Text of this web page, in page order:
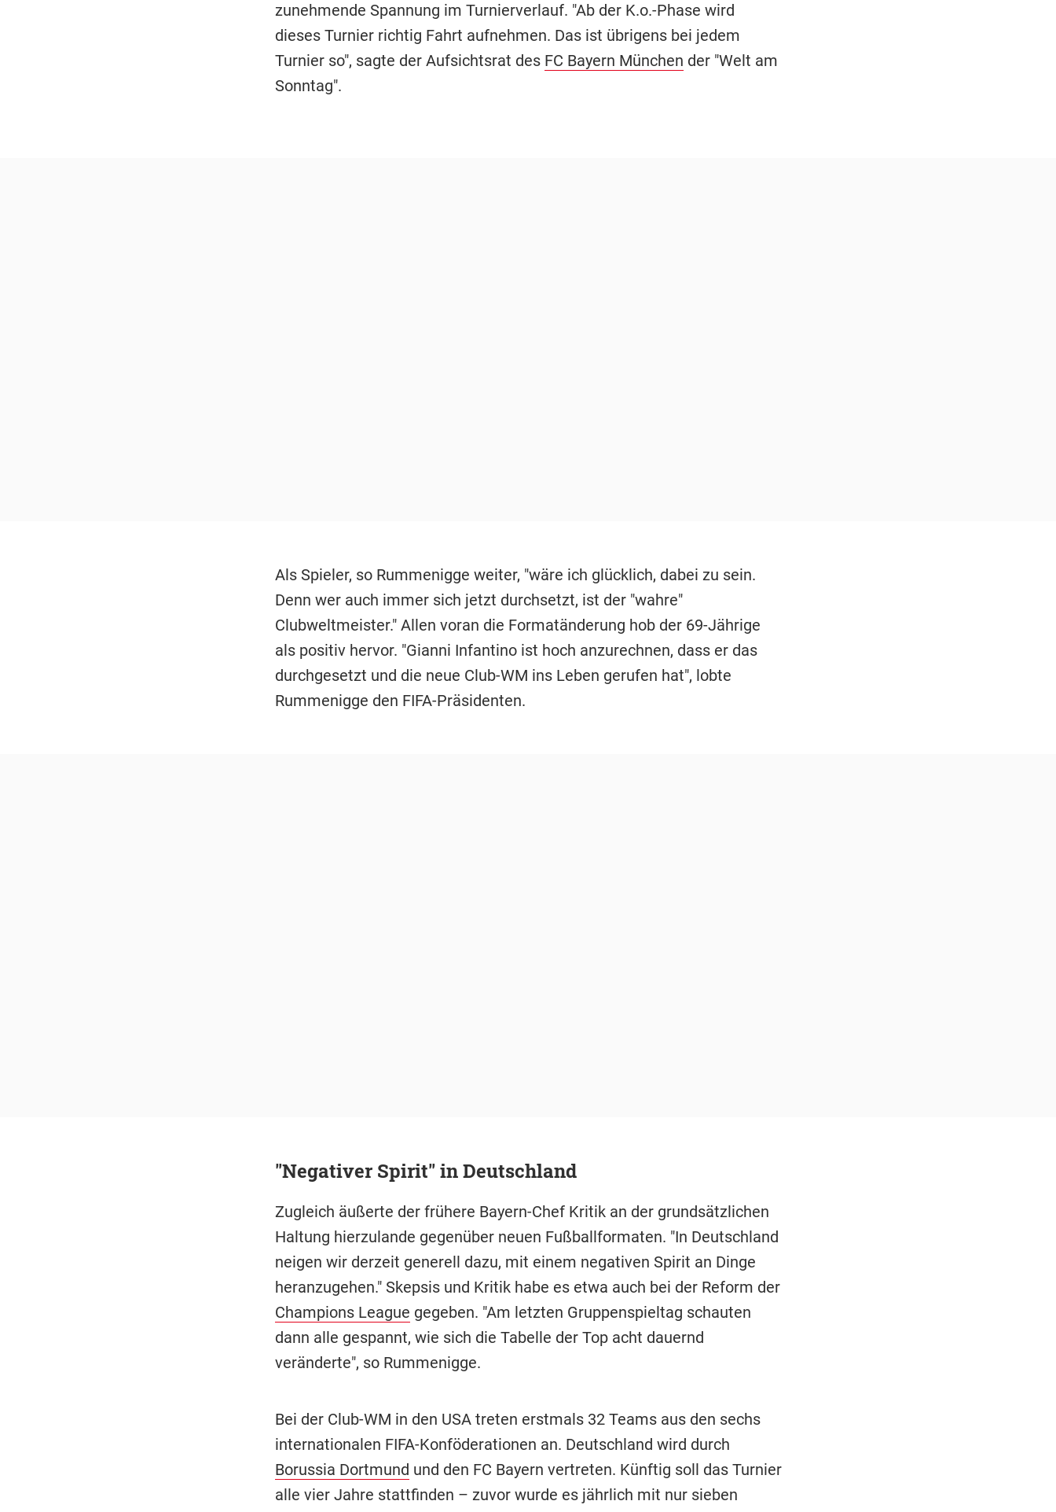
zunehmende Spannung im Turnierverlauf. "Ab der K.o.-Phase wird
dieses Turnier richtig Fahrt aufnehmen. Das ist übrigens bei jedem
Turnier so", sagte der Aufsichtsrat des FC Bayern München der "Welt am
Sonntag".
Als Spieler, so Rummenigge weiter, "wäre ich glücklich, dabei zu sein.
Denn wer auch immer sich jetzt durchsetzt, ist der "wahre"
Clubweltmeister." Allen voran die Formatänderung hob der 69-Jährige
als positiv hervor. "Gianni Infantino ist hoch anzurechnen, dass er das
durchgesetzt und die neue Club-WM ins Leben gerufen hat", lobte
Rummenigge den FIFA-Präsidenten.
"Negativer Spirit" in Deutschland
Zugleich äußerte der frühere Bayern-Chef Kritik an der grundsätzlichen
Haltung hierzulande gegenüber neuen Fußballformaten. "In Deutschland
neigen wir derzeit generell dazu, mit einem negativen Spirit an Dinge
heranzugehen." Skepsis und Kritik habe es etwa auch bei der Reform der
Champions League gegeben. "Am letzten Gruppenspieltag schauten
dann alle gespannt, wie sich die Tabelle der Top acht dauernd
veränderte", so Rummenigge.
Bei der Club-WM in den USA treten erstmals 32 Teams aus den sechs
internationalen FIFA-Konföderationen an. Deutschland wird durch
Borussia Dortmund und den FC Bayern vertreten. Künftig soll das Turnier
alle vier Jahre stattfinden – zuvor wurde es jährlich mit nur sieben